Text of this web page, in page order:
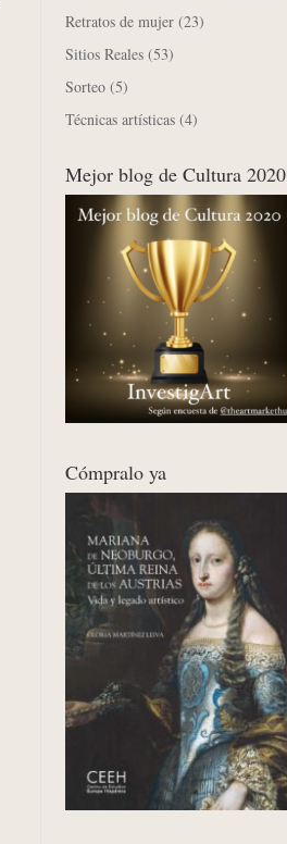
Retratos de mujer (23)
Sitios Reales (53)
Sorteo (5)
Técnicas artísticas (4)
Mejor blog de Cultura 2020
Cómpralo ya